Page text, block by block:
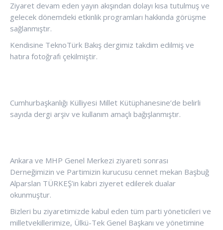
Ziyaret devam eden yayın akışından dolayı kısa tutulmuş ve
gelecek dönemdeki etkinlik programları hakkında görüşme
sağlanmıştır.
Kendisine TeknoTürk Bakış dergimiz takdim edilmiş ve
hatıra fotoğrafı çekilmiştir.
Cumhurbaşkanlığı Külliyesi Millet Kütüphanesine’de belirli
sayıda dergi arşiv ve kullanım amaçlı bağışlanmıştır.
Ankara ve MHP Genel Merkezi ziyareti sonrası
Derneğimizin ve Partimizin kurucusu cennet mekan Başbuğ
Alparslan TÜRKEŞ’in kabri ziyeret edilerek dualar
okunmuştur.
Bizleri bu ziyaretimizde kabul eden tüm parti yöneticileri ve
milletvekillerimize, Ülkü-Tek Genel Başkanı ve yönetimine